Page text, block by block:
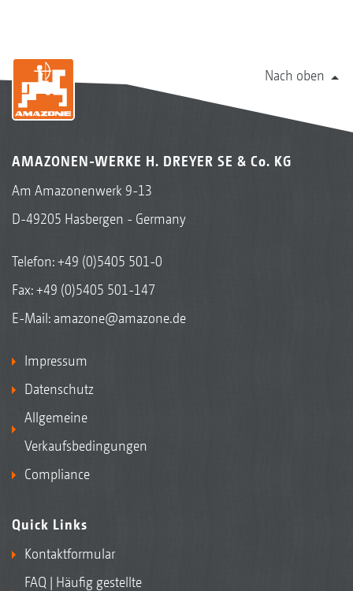
Nach oben
AMAZONEN-WERKE H. DREYER SE & Co. KG
Am Amazonenwerk 9-13
D-49205 Hasbergen - Germany
Telefon:+49 (0)5405 501-0
Fax: +49 (0)5405 501-147
E-Mail: amazone@amazone.de
Impressum
Datenschutz
Allgemeine
Verkaufsbedingungen
Compliance
Quick Links
Kontaktformular
FAQ | Häufig gestellte